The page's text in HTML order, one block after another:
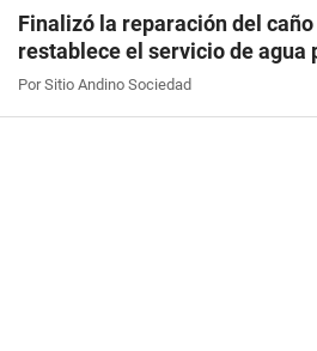
Finalizó la reparación del
restablece el servicio de agua
Por Sitio Andino Sociedad